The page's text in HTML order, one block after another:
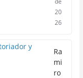
20
26
Ra
mi
ro